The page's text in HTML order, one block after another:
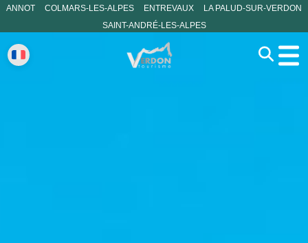
ANNOT COLMARS-LES-ALPES ENTREVAUX
LA PALUD-SUR-VERDON
SAINT-ANDRÉ-LES-ALPES